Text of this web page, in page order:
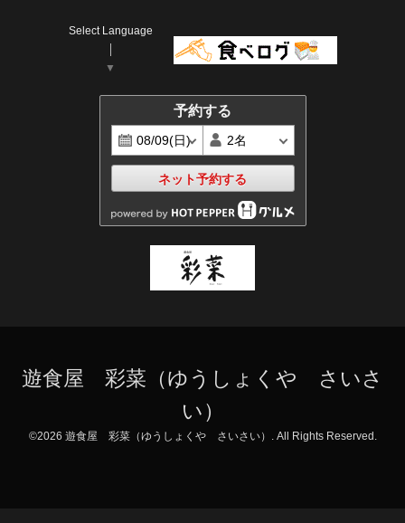
Select Language
▼
予約する
ネット予約する
遊食屋 彩菜（ゆうしょくや さいさ
い）
©2026 遊食屋 彩菜（ゆうしょくや さいさい） . All Rights Reserved.